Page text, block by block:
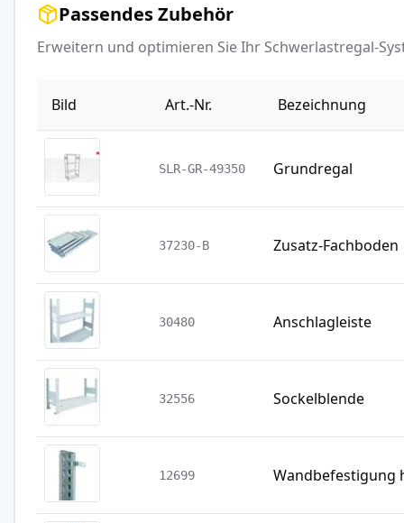
Passendes Zubehör
Erweitern und optimieren Sie Ihr Schwerlastregal-
Bild Art.-Nr. Bezeichnung
SLR-GR-49350 Grundregal
37230-B Zusatz-Fachboden
30480 Anschlagleiste
32556 Sockelblende
12699 Wandbefestigung